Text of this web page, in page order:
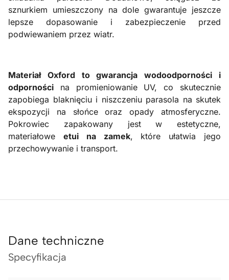
sznurkiem umieszczony na dole gwarantuje jeszcze
lepsze dopasowanie i zabezpieczenie przed
podwiewaniem przez wiatr.
Materiał Oxford to gwarancja wodoodporności i
odporności na promieniowanie UV, co skutecznie
zapobiega blaknięciu i niszczeniu parasola na skutek
ekspozycji na słońce oraz opady atmosferyczne.
Pokrowiec zapakowany jest w estetyczne,
materiałowe etui na zamek, które ułatwia jego
przechowywanie i transport.
Dane techniczne
Specyfikacja